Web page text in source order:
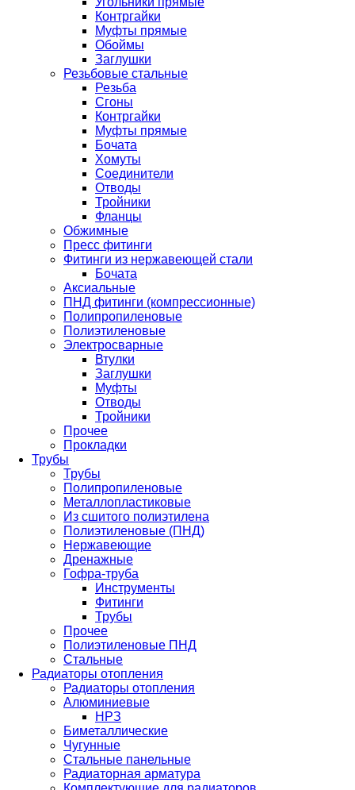
Контргайки
Муфты прямые
Обоймы
Заглушки
Резьбовые стальные
Резьба
Сгоны
Контргайки
Муфты прямые
Бочата
Хомуты
Соединители
Отводы
Тройники
Фланцы
Обжимные
Пресс фитинги
Фитинги из нержавеющей стали
Бочата
Аксиальные
ПНД фитинги (компрессионные)
Полипропиленовые
Полиэтиленовые
Электросварные
Втулки
Заглушки
Муфты
Отводы
Тройники
Прочее
Прокладки
Трубы
Трубы
Полипропиленовые
Металлопластиковые
Из сшитого полиэтилена
Полиэтиленовые (ПНД)
Нержавеющие
Дренажные
Гофра-труба
Инструменты
Фитинги
Трубы
Прочее
Полиэтиленовые ПНД
Стальные
Радиаторы отопления
Радиаторы отопления
Алюминиевые
НРЗ
Биметаллические
Чугунные
Стальные панельные
Радиаторная арматура